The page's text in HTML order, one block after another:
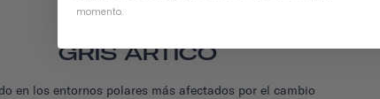
GRIS ÁRTICO
en los entornos polares más afectados por el cambio
momento.